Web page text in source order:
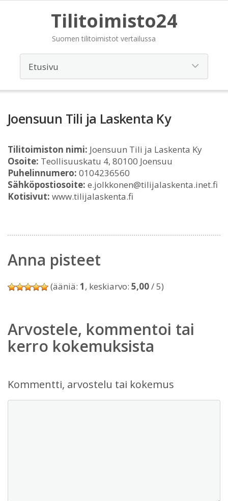
Tilitoimisto24
Suomen tilitoimistot vertailussa
Joensuun Tili ja Laskenta Ky
Tilitoimiston nimi: Joensuun Tili ja Laskenta Ky
Osoite: Teollisuuskatu 4, 80100 Joensuu
Puhelinnumero: 0104236560
Sähköpostiosoite: e.jolkkonen@tilijalaskenta.inet.fi
Kotisivut: www.tilijalaskenta.fi
Anna pisteet
(ääniä: 1, keskiarvo: 5,00/ 5)
Arvostele, kommentoi tai
kerro kokemuksista
Kommentti, arvostelu tai kokemus